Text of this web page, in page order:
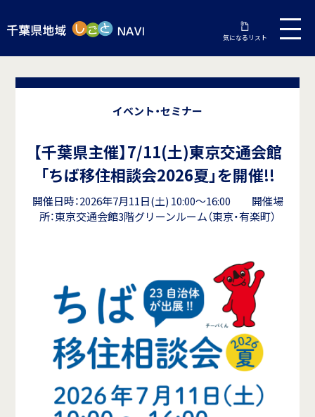
気になるリスト
イベント・セミナー
【千葉県主催】7/11(土)東京交通会館
「ちば移住相談会2026夏」を開催!!
開催日時：2026年7月11日(土) 10:00～16:00 開催場
所：東京交通会館3階グリーンルーム（東京・有楽町）